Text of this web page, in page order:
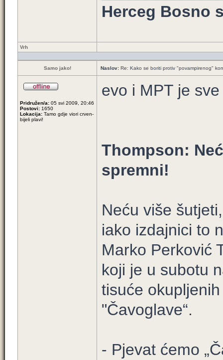
Herceg Bosno
Vrh
Samo jako! Naslov: Re: Kako se boriti protiv "povampirenog"
Pridružen/a: 05 svi 2009, 20:46
Postovi: 1650
Lokacija: Tamo gdje viori crven-
bijeli plavi!
evo i MPT je
Thompson:
spremni!
Neću više
iako izdajnici to
Marko Perković
koji je u subotu
tisuće
"Čavoglave“.
- Pjevat ćemo